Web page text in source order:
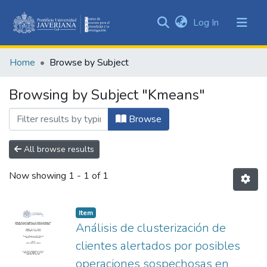
&
All of DSpace
Log In (current)
Home Browse by Subject
Browsing by Subject "Kmeans"
Browse
All browse results
Now showing 1 - 1 of 1
Item
Análisis de clusterización de
clientes alertados por posibles
operaciones sospechosas en